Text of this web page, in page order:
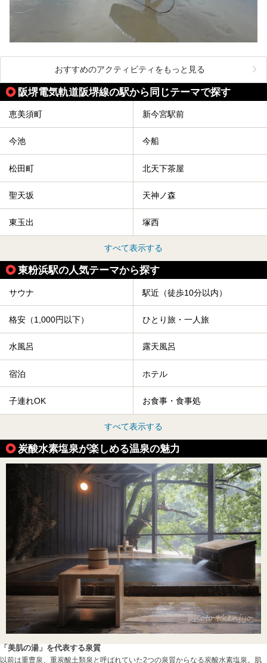
おすすめのアクティビティをもっと見る
阪堺電気軌道阪堺線の駅から同じテーマで探す
恵美須町 新今宮駅前
今池 今船
松田町 北天下茶屋
聖天坂 天神ノ森
東玉出 塚西
すべて表示する
東粉浜駅の人気テーマから探す
サウナ 駅近（徒歩10分以内）
格安（1,000円以下） ひとり旅・一人旅
水風呂 露天風呂
宿泊 ホテル
子連れOK お食事・食事処
すべて表示する
炭酸水素塩泉が楽しめる温泉の魅力
「美肌の湯」を代表する泉質
以前は重曹泉、重炭酸土類泉と呼ばれていた2つの泉質からなる炭酸水素塩泉。肌